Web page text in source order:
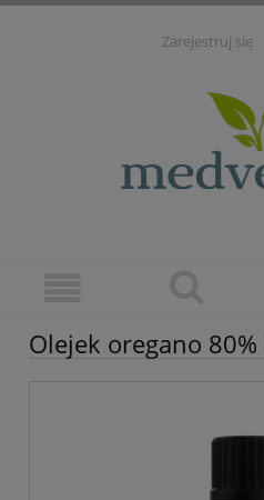
Zarejestruj się
Olejek oregano